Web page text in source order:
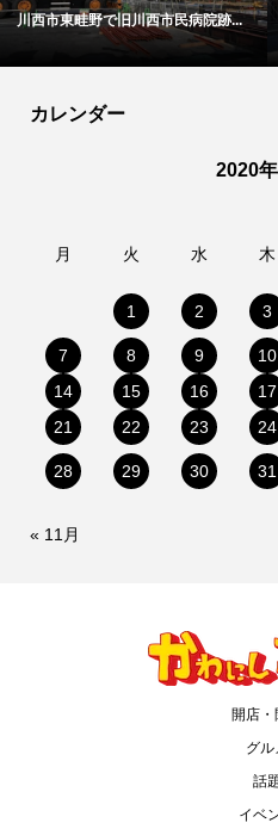
川西市東畦野で旧川西市民病院跡...
カレンダー
2020
月 火 水 木
1 2 3
7 8 9 10
14
15 16 17
21
22 23 24
28 29 30 31
« 11月
開店・
グル
話
イベ